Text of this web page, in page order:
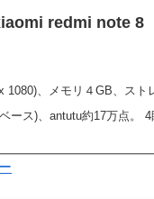
redmi note 8
1080)、メモリ４GB、スト
ース)、antutu約17万点。